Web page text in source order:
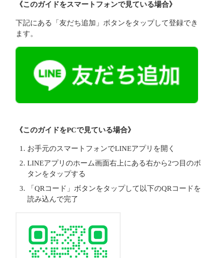
《このガイドをスマートフォンで見ている場合》
下記にある「友だち追加」ボタンをタップして登録でき
ます。
《このガイドをPCで見ている場合》
お手元のスマートフォンでLINEアプリを開く
LINEアプリのホーム画面右上にある右から2つ目のボ
タンをタップする
「QRコード」ボタンをタップして以下のQRコードを
読み込んで完了